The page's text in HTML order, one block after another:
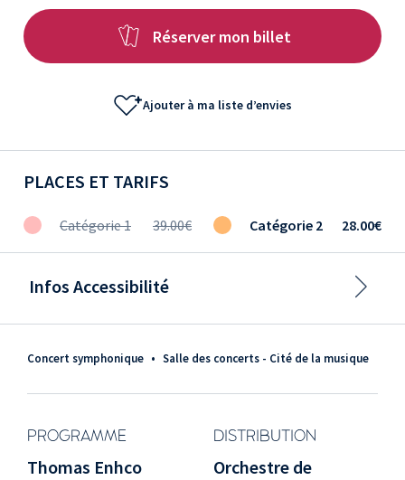
Concert symphonique • Salle des concerts - Cité de la musique
PROGRAMME DISTRIBUTION
Thomas Enhco
Orchestre de
Réserver mon billet
Ajouter à ma liste d’envies
PLACES ET TARIFS
Catégorie 1 39.00€ Catégorie 2 28.00€
Infos Accessibilité